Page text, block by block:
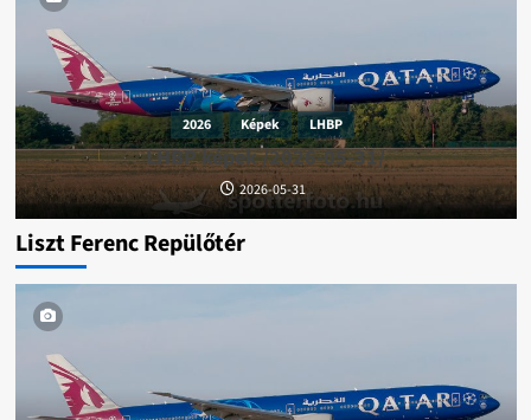
2026 Képek LHBP
LHBP képek /2026-05-31/
2026-05-31
Liszt Ferenc Repülőtér